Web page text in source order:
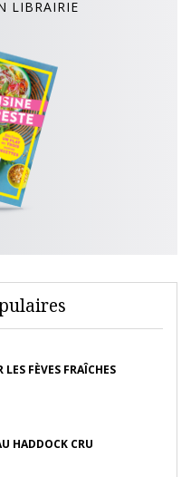
LIBRAIRIE
FÈVES FRAÎCHES
HADDOCK CRU